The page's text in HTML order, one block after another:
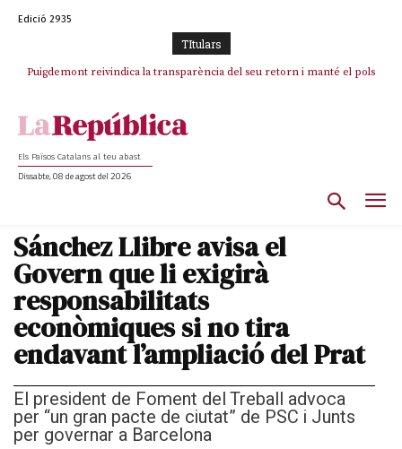
Edició 2935
TItulars
Puigdemont reivindica la transparència del seu retorn i manté el pols
Portugal acusa Espanya de provocar un “efecte crida” massiu per la seva
Els Països Catalans al teu abast
Dissabte, 08 de agost del 2026
Sánchez Llibre avisa el
Govern que li exigirà
responsabilitats
econòmiques si no tira
endavant l’ampliació del Prat
El president de Foment del Treball advoca
per “un gran pacte de ciutat” de PSC i Junts
per governar a Barcelona